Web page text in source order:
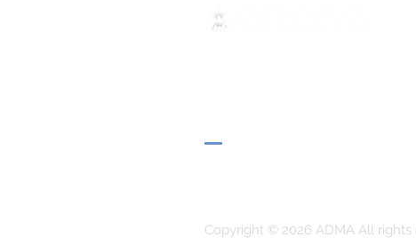
Copyright © 2026 ADMA All rights